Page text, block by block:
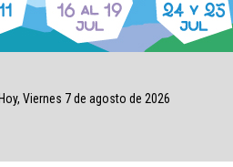
Viernes 7 de agosto de 2026